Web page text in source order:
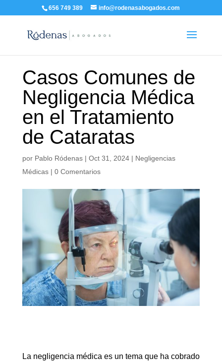
656 749 389 info@rodenasabogados.com
Casos Comunes de
Negligencia Médica
en el Tratamiento
de Cataratas
por Pablo Ródenas| Oct 31, 2024| Negligencias
Médicas| 0 Comentarios
La negligencia médica es un tema que ha cobrado